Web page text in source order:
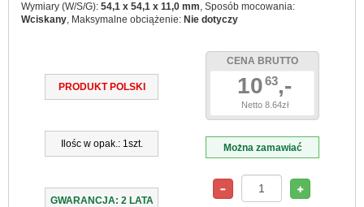
Wymiary (W/S/G): 54,1 x 54,1 x 11,0 mm, Sposób mocowania:
Wciskany, Maksymalne obciążenie: Nie dotyczy
PRODUKT POLSKI
Ilośc w opak.: 1szt.
GWARANCJA: 2 LATA
CENA BRUTTO
1063,-
Netto 8.64zł
Można zamawiać